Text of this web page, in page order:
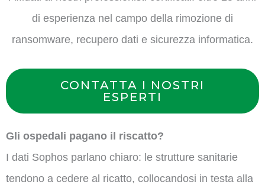
di esperienza nel campo della rimozione di
ransomware, recupero dati e sicurezza informatica.
CONTATTA I NOSTRI
ESPERTI
Gli ospedali pagano il riscatto?
I dati Sophos parlano chiaro: le strutture sanitarie
tendono a cedere al ricatto, collocandosi in testa alla